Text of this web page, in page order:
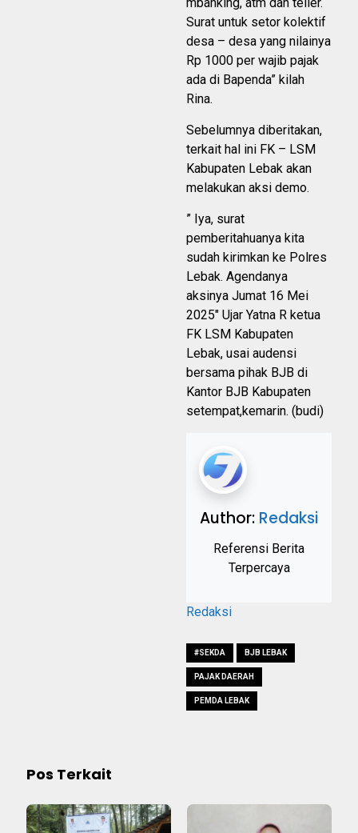
Surat untuk setor kolektif
desa – desa yang nilainya
Rp 1000 per wajib pajak
ada di Bapenda” kilah
Rina.
Sebelumnya diberitakan,
terkait hal ini FK – LSM
Kabupaten Lebak akan
melakukan aksi demo.
” Iya, surat
pemberitahuanya kita
sudah kirimkan ke Polres
Lebak. Agendanya
aksinya Jumat 16 Mei
2025″ Ujar Yatna R ketua
FK LSM Kabupaten
Lebak, usai audensi
bersama pihak BJB di
Kantor BJB Kabupaten
setempat,kemarin. (budi)
Author: Redaksi
Referensi Berita
Terpercaya
Redaksi
#SEKDA BJB LEBAK
PAJAK DAERAH
PEMDA LEBAK
Pos Terkait